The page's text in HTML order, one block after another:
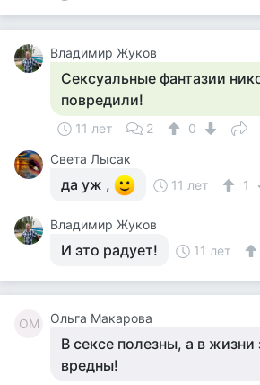
Владимир Жуков
Сексуальные фантазии
повредили!
11 лет 2
0
Света Лысак
да уж , 11 лет 1
Владимир Жуков
И это радует! 11 лет
ОМ Ольга Макарова
В сексе полезны, а в жизни
вредны!